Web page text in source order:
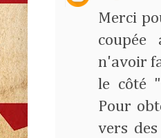
Merci
coupée
n'avoir
le côté
Pour
vers